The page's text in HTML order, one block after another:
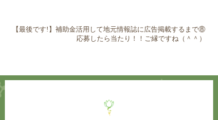
【最後です!】補助金活用して地元情報誌に広告掲載するまで⑧
応募したら当たり！！ご縁ですね（＾＾）